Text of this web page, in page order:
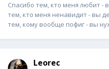
Спасибо тем, кто меня любит -
тем, кто меня ненавидит - вы
тем, кому вообще пофиг - вы
Leorec